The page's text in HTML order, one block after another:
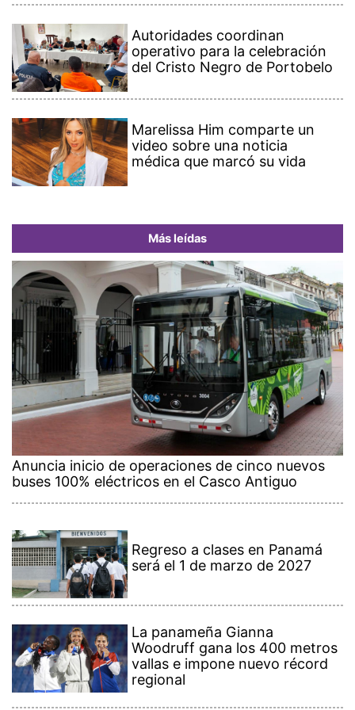
Autoridades coordinan
operativo para la celebración
del Cristo Negro de Portobelo
Marelissa Him comparte un
video sobre una noticia
médica que marcó su vida
Más leídas
Anuncia inicio de operaciones de cinco nuevos
buses 100% eléctricos en el Casco Antiguo
Regreso a clases en Panamá
será el 1 de marzo de 2027
La panameña Gianna
Woodruff gana los 400 metros
vallas e impone nuevo récord
regional